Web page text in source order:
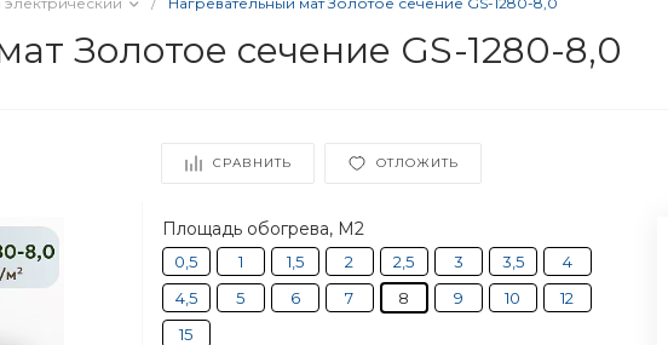
Золотое сечение GS-1280-8,0
СРАВНИТЬ ОТЛОЖИТЬ
Площадь обогрева, М2
0,5 1 1,5 2 2,5 3 3,5
4
4,5
5 6 7 8 9 10
12
15